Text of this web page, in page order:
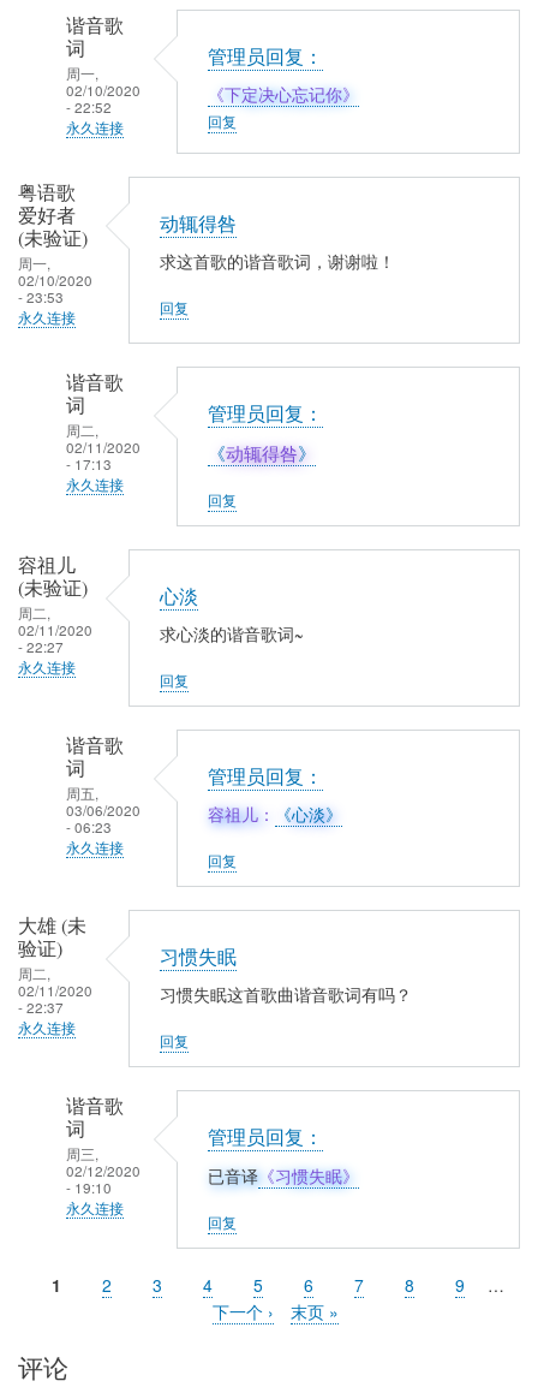
求：
陈
慧
娴
冰
真
情
露
谐音歌
词
周一,
02/10/2020
- 22:52
永久连接
石
玩
家
(未
验
回
复
下
定
决
记
管理员回复：
《下定决心忘记你》
回复
粤语歌
爱好者
(未验证)
周一,
02/10/2020
- 23:53
永久连接
动辄得咎
求这首歌的谐音歌词，谢谢啦！
回复
谐音歌
词
周二,
02/11/2020
- 17:13
永久连接
语
歌
好
者
证)
回
复
动
咎
管理员回复：
《动辄得咎》
回复
容祖儿
(未验证)
周二,
02/11/2020
- 22:27
永久连接
心淡
求心淡的谐音歌词~
回复
谐音歌
词
周五,
03/06/2020
- 06:23
永久连接
祖
验
证)
心
淡
管理员回复：
容祖儿： 《心淡》
回复
大雄 (未
验证)
周二,
02/11/2020
- 22:37
永久连接
习惯失眠
习惯失眠这首歌曲谐音歌词有吗？
回复
谐音歌
词
周三,
02/12/2020
- 19:10
永久连接
证)
管理员回复：
已音译《习惯失眠》
回复
当
1
页
2
页
3
页
面
4
页
面
5
页
面
6
页
7
页
8
页
9
…
下
下一个 ›
末
末页 »
评论